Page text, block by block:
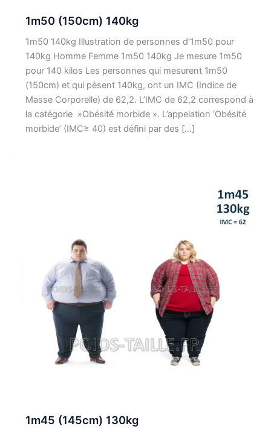
1m50 (150cm) 140kg
1m50 140kg Illustration de personnes d’1m50 pour
140kg Homme Femme 1m50 140kg Je mesure 1m50
pour 140 kilos Les personnes qui mesurent 1m50
(150cm) et qui pèsent 140kg, ont un IMC (Indice de
Masse Corporelle) de 62,2. L’IMC de 62,2 correspond à
la catégorie »Obésité morbide ». L’appelation ‘Obésité
morbide’ (IMC≥ 40) est défini par des […]
1m45 (145cm) 130kg